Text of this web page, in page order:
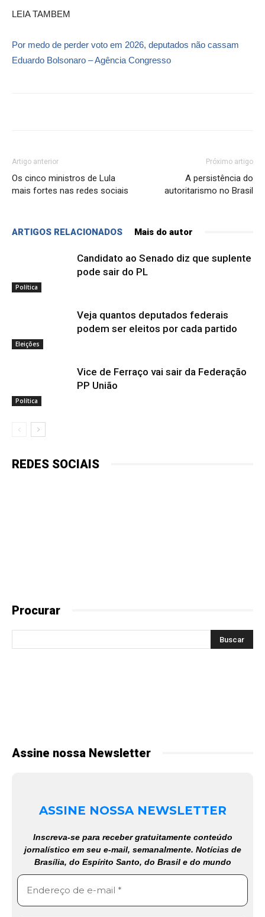
LEIA TAMBEM
Por medo de perder voto em 2026, deputados não cassam
Eduardo Bolsonaro – Agência Congresso
Artigo anterior
Os cinco ministros de Lula
mais fortes nas redes sociais
Próximo artigo
A persistência do
autoritarismo no Brasil
ARTIGOS RELACIONADOS Mais do autor
Política
Candidato ao Senado diz que suplente
pode sair do PL
Eleições
Veja quantos deputados federais
podem ser eleitos por cada partido
Política
Vice de Ferraço vai sair da Federação
PP União
REDES SOCIAIS
Procurar
Assine nossa Newsletter
ASSINE NOSSA NEWSLETTER
Inscreva-se para receber gratuitamente conteúdo
jornalístico em seu e-mail, semanalmente. Notícias de
Brasília, do Espírito Santo, do Brasil e do mundo